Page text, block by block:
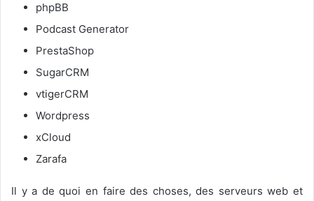
phpBB
Podcast Generator
PrestaShop
SugarCRM
vtigerCRM
Wordpress
xCloud
Zarafa
Il y a de quoi en faire des choses, des serveurs web et